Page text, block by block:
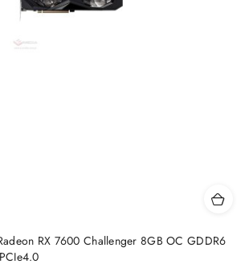
RX 7600 Challenger 8GB OC GDDR6